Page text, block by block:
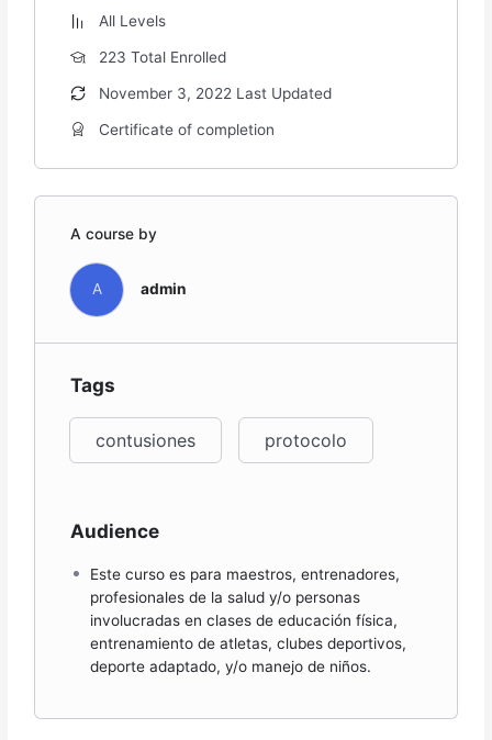
All Levels
223 Total Enrolled
November 3, 2022 Last Updated
Certificate of completion
A course by
A admin
Tags
contusiones protocolo
Audience
Este curso es para maestros, entrenadores,
profesionales de la salud y/o personas
involucradas en clases de educación física,
entrenamiento de atletas, clubes deportivos,
deporte adaptado, y/o manejo de niños.